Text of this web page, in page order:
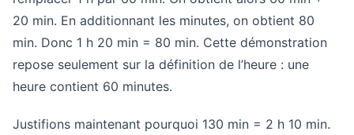
20 min. En additionnant les minutes, on obtient 80
min. Donc 1 h 20 min = 80 min. Cette démonstration
repose seulement sur la définition de l’heure : une
heure contient 60 minutes.
Justifions maintenant pourquoi 130 min = 2 h 10 min.